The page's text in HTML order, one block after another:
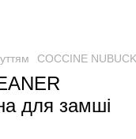
COCCINE
для замші